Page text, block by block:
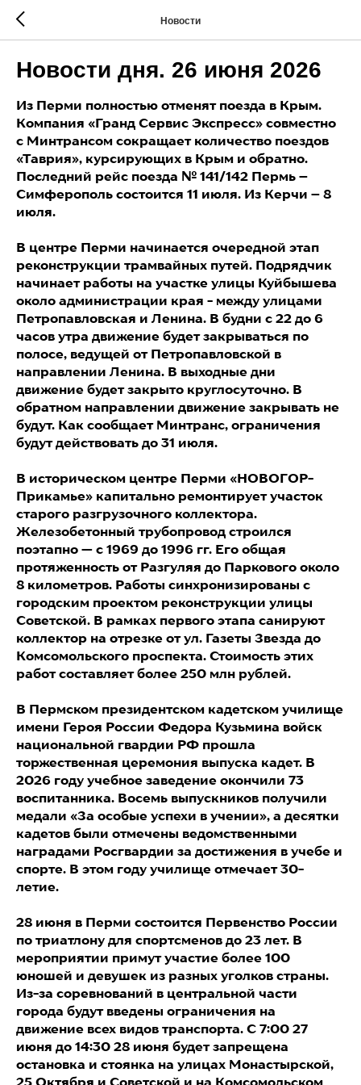
Новости
Новости дня. 26 июня 2026
Из Перми полностью отменят поезда в Крым.
Компания «Гранд Сервис Экспресс» совместно
с Минтрансом сокращает количество поездов
«Таврия», курсирующих в Крым и обратно.
Последний рейс поезда № 141/142 Пермь –
Симферополь состоится 11 июля. Из Керчи – 8
июля.
В центре Перми начинается очередной этап
реконструкции трамвайных путей. Подрядчик
начинает работы на участке улицы Куйбышева
около администрации края - между улицами
Петропавловская и Ленина. В будни с 22 до 6
часов утра движение будет закрываться по
полосе, ведущей от Петропавловской в
направлении Ленина. В выходные дни
движение будет закрыто круглосуточно. В
обратном направлении движение закрывать не
будут. Как сообщает Минтранс, ограничения
будут действовать до 31 июля.
В историческом центре Перми «НОВОГОР-
Прикамье» капитально ремонтирует участок
старого разгрузочного коллектора.
Железобетонный трубопровод строился
поэтапно — с 1969 до 1996 гг. Его общая
протяженность от Разгуляя до Паркового около
8 километров. Работы синхронизированы с
городским проектом реконструкции улицы
Советской. В рамках первого этапа санируют
коллектор на отрезке от ул. Газеты Звезда до
Комсомольского проспекта. Стоимость этих
работ составляет более 250 млн рублей.
В Пермском президентском кадетском училище
имени Героя России Федора Кузьмина войск
национальной гвардии РФ прошла
торжественная церемония выпуска кадет. В
2026 году учебное заведение окончили 73
воспитанника. Восемь выпускников получили
медали «За особые успехи в учении», а десятки
кадетов были отмечены ведомственными
наградами Росгвардии за достижения в учебе и
спорте. В этом году училище отмечает 30-
летие.
28 июня в Перми состоится Первенство России
по триатлону для спортсменов до 23 лет. В
мероприятии примут участие более 100
юношей и девушек из разных уголков страны.
Из-за соревнований в центральной части
города будут введены ограничения на
движение всех видов транспорта. С 7:00 27
июня до 14:30 28 июня будет запрещена
остановка и стоянка на улицах Монастырской,
25 Октября и Советской и на Комсомольском